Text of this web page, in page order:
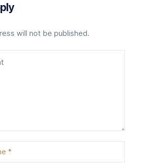
will not be published.